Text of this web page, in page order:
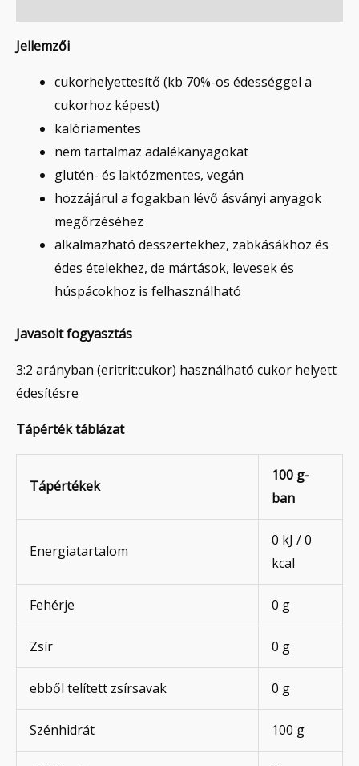
Jellemzői
cukorhelyettesítő (kb 70%-os édességgel a
cukorhoz képest)
kalóriamentes
nem tartalmaz adalékanyagokat
glutén- és laktózmentes, vegán
hozzájárul a fogakban lévő ásványi anyagok
megőrzéséhez
alkalmazható desszertekhez, zabkásákhoz és
édes ételekhez, de mártások, levesek és
húspácokhoz is felhasználható
Javasolt fogyasztás
3:2 arányban (eritrit:cukor) használható cukor helyett
édesítésre
Tápérték táblázat
Tápértékek
100 g-
ban
Energiatartalom
0 kJ / 0
kcal
Fehérje 0 g
Zsír 0 g
ebből telített zsírsavak 0 g
Szénhidrát 100 g